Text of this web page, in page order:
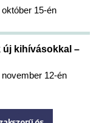
15-én
új kihívásokkal –
12-én